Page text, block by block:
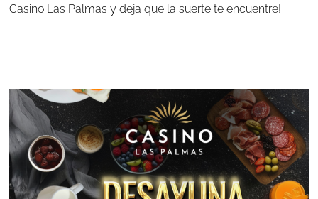
Casino Las Palmas y deja que la suerte te encuentre!